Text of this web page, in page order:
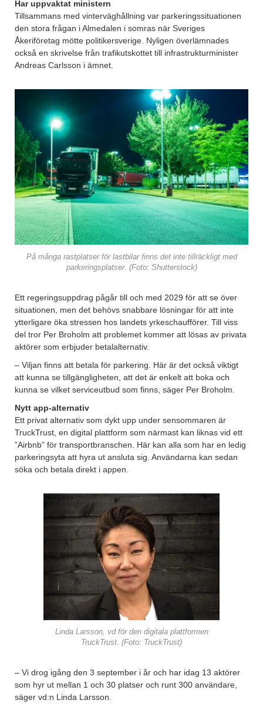
Har uppvaktat ministern
Tillsammans med vinterväghållning var parkeringssituationen
den stora frågan i Almedalen i somras när Sveriges
Åkeriföretag mötte politikersverige. Nyligen överlämnades
också en skrivelse från trafikutskottet till infrastrukturminister
Andreas Carlsson i ämnet.
På många rastplatser för lastbilar finns det inte tillräckligt med
parkeringsplatser. (Foto: Shutterstock)
Ett regeringsuppdrag pågår till och med 2029 för att se över
situationen, men det behövs snabbare lösningar för att inte
ytterligare öka stressen hos landets yrkeschaufförer. Till viss
del tror Per Broholm att problemet kommer att lösas av privata
aktörer som erbjuder betalalternativ.
– Viljan finns att betala för parkering. Här är det också viktigt
att kunna se tillgängligheten, att det är enkelt att boka och
kunna se vilket serviceutbud som finns, säger Per Broholm.
Nytt app-alternativ
Ett privat alternativ som dykt upp under sensommaren är
TruckTrust, en digital plattform som närmast kan liknas vid ett
”Airbnb” för transportbranschen. Här kan alla som har en ledig
parkeringsyta att hyra ut ansluta sig. Användarna kan sedan
söka och betala direkt i appen.
Linda Larsson, vd för den digitala plattformen
TruckTrust. (Foto: TruckTrust)
– Vi drog igång den 3 september i år och har idag 13 aktörer
som hyr ut mellan 1 och 30 platser och runt 300 användare,
säger vd:n Linda Larsson.